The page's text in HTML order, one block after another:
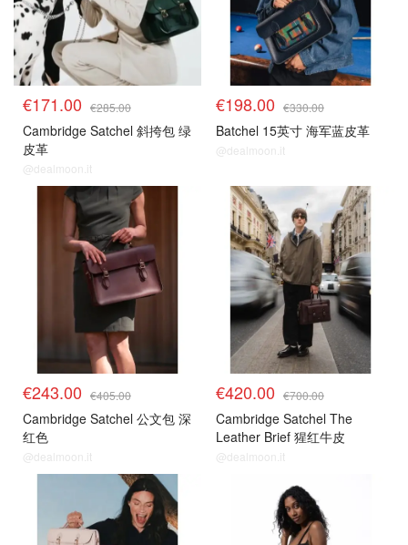
€171.00 €285.00
Cambridge Satchel 斜挎包 绿
皮革
@dealmoon.it
€198.00 €330.00
Batchel 15英寸 海军蓝皮革
@dealmoon.it
€243.00 €405.00
Cambridge Satchel 公文包 深
红色
@dealmoon.it
€420.00 €700.00
Cambridge Satchel The
Leather Brief 猩红牛皮
@dealmoon.it